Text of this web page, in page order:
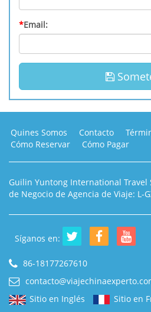
*Email:
Quines Somos Contacto
Cómo Reservar
Cómo Pagar
Guilin Yuntong International Travel
de Negocio de Agencia de Viaje: L-
Síganos en:
86-18177267610
Sitio en Inglés
Sitio en